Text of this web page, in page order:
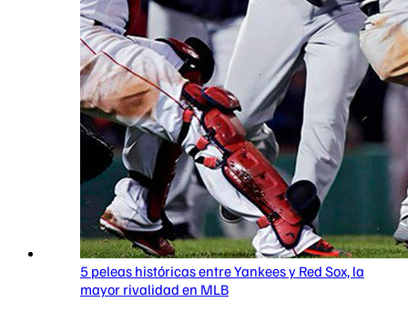
5 peleas históricas entre Yankees y Red Sox, la
mayor rivalidad en MLB